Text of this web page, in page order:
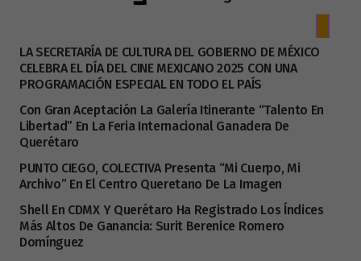
LA SECRETARÍA DE CULTURA DEL GOBIERNO DE MÉXICO
CELEBRA EL DÍA DEL CINE MEXICANO 2025 CON UNA
PROGRAMACIÓN ESPECIAL EN TODO EL PAÍS
Con Gran Aceptación La Galería Itinerante “Talento En
Libertad” En La Feria Internacional Ganadera De
Querétaro
PUNTO CIEGO, COLECTIVA Presenta “Mi Cuerpo, Mi
Archivo” En El Centro Queretano De La Imagen
Shell En CDMX Y Querétaro Ha Registrado Los Índices
Más Altos De Ganancia: Surit Berenice Romero
Domínguez